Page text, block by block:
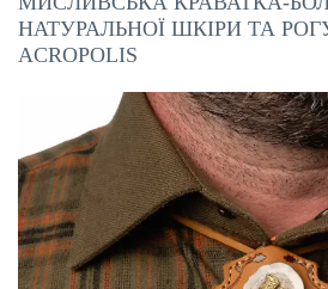
НАТУРАЛЬНОЇ ШКІРИ ТА
ACROPOLIS